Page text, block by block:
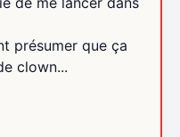
présumer que ça
clown...